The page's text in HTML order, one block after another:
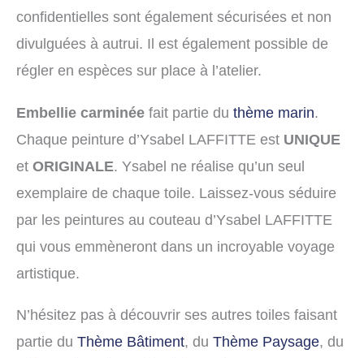
confidentielles sont également sécurisées et non
divulguées à autrui. Il est également possible de
régler en espèces sur place à l’atelier.
Embellie carminée fait partie du thème marin.
Chaque peinture d’Ysabel LAFFITTE est UNIQUE
et ORIGINALE. Ysabel ne réalise qu’un seul
exemplaire de chaque toile. Laissez-vous séduire
par les peintures au couteau d’Ysabel LAFFITTE
qui vous emmèneront dans un incroyable voyage
artistique.
N’hésitez pas à découvrir ses autres toiles faisant
partie du Thème Bâtiment, du Thème Paysage, du